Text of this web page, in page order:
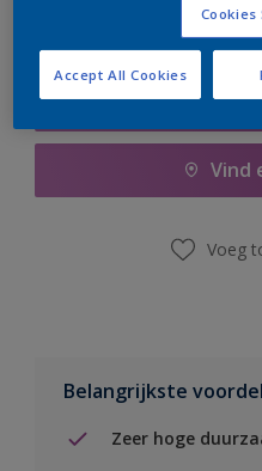
Vind
Voeg
Belangrijkste
Zeer hoge
Accept All Cookies